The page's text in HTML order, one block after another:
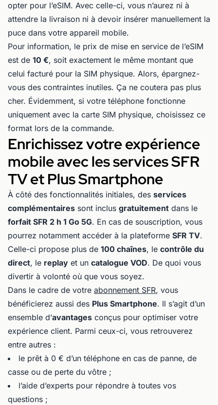
opter pour l’eSIM. Avec celle-ci, vous n’aurez ni à
attendre la livraison ni à devoir insérer manuellement la
puce dans votre appareil mobile.
Pour information, le prix de mise en service de l’eSIM
est de 10 €, soit exactement le même montant que
celui facturé pour la SIM physique. Alors, épargnez-
vous des contraintes inutiles. Ça ne coutera pas plus
cher. Évidemment, si votre téléphone fonctionne
uniquement avec la carte SIM physique, choisissez ce
format lors de la commande.
Enrichissez votre expérience
mobile avec les services SFR
TV et Plus Smartphone
À côté des fonctionnalités initiales, des services
complémentaires sont inclus gratuitement dans le
forfait SFR 2 h 1 Go 5G. En cas de souscription, vous
pourrez notamment accéder à la plateforme SFR TV.
Celle-ci propose plus de 100 chaînes, le contrôle du
direct, le replay et un catalogue VOD. De quoi vous
divertir à volonté où que vous soyez.
Dans le cadre de votre abonnement SFR, vous
bénéficierez aussi des Plus Smartphone. Il s’agit d’un
ensemble d’avantages conçus pour optimiser votre
expérience client. Parmi ceux-ci, vous retrouverez
entre autres :
le prêt à 0 € d’un téléphone en cas de panne, de
casse ou de perte du vôtre ;
l’aide d’experts pour répondre à toutes vos
questions ;